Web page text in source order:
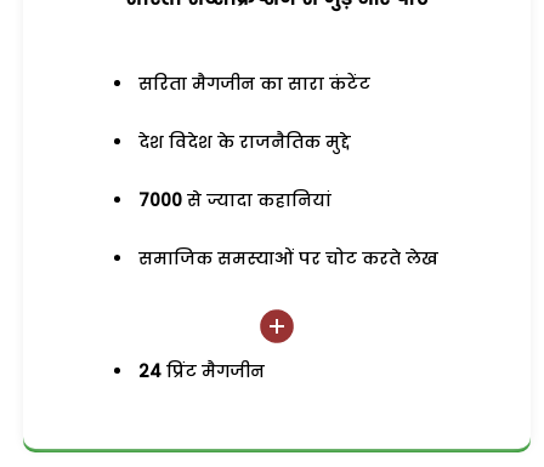
सरिता मैगजीन का सारा कंटेंट
देश विदेश के राजनैतिक मुद्दे
7000 से ज्यादा कहानियां
समाजिक समस्याओं पर चोट करते लेख
24 प्रिंट मैगजीन